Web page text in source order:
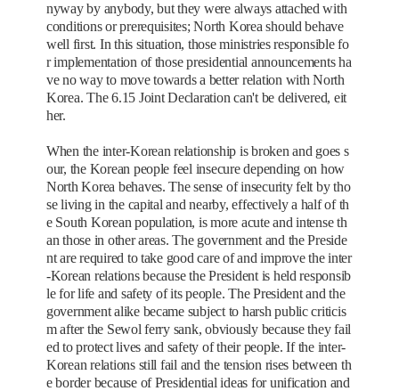
nyway by anybody, but they were always attached with
conditions or prerequisites; North Korea should behave
well first. In this situation, those ministries responsible fo
r implementation of those presidential announcements ha
ve no way to move towards a better relation with North
Korea. The 6.15 Joint Declaration can't be delivered, eit
her.
When the inter-Korean relationship is broken and goes s
our, the Korean people feel insecure depending on how
North Korea behaves. The sense of insecurity felt by tho
se living in the capital and nearby, effectively a half of th
e South Korean population, is more acute and intense th
an those in other areas. The government and the Preside
nt are required to take good care of and improve the inter
-Korean relations because the President is held responsib
le for life and safety of its people. The President and the
government alike became subject to harsh public criticis
m after the Sewol ferry sank, obviously because they fail
ed to protect lives and safety of their people. If the inter-
Korean relations still fail and the tension rises between th
e border because of Presidential ideas for unification and